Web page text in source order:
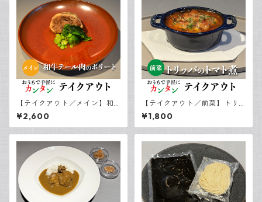
【テイクアウト／メイン】和
牛テール肉のボリート
¥2,600
【テイクアウト／前菜】トリ
ッパのトマト煮
¥1,800